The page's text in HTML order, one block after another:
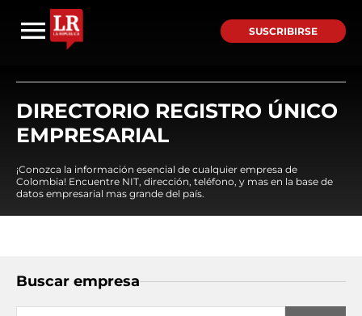
SUSCRIBIRSE
DIRECTORIO REGISTRO ÚNICO
EMPRESARIAL
¡Conozca la información esencial de cualquier empresa de
Colombia! Encuentre NIT, dirección, teléfono, y mas en la base de
datos empresarial mas grande del país.
Buscar empresa